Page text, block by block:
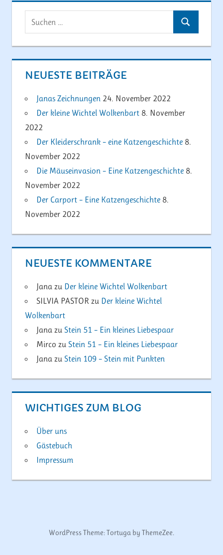
Suchen
nach:
Suchen
NEUESTE BEITRÄGE
Janas Zeichnungen 24. November 2022
Der kleine Wichtel Wolkenbart 8. November
2022
Der Kleiderschrank – eine Katzengeschichte 8.
November 2022
Die Mäuseinvasion – Eine Katzengeschichte 8.
November 2022
Der Carport – Eine Katzengeschichte 8.
November 2022
NEUESTE KOMMENTARE
Jana zu Der kleine Wichtel Wolkenbart
SILVIA PASTOR zu Der kleine Wichtel
Wolkenbart
Jana zu Stein 51 – Ein kleines Liebespaar
Mirco zu Stein 51 – Ein kleines Liebespaar
Jana zu Stein 109 – Stein mit Punkten
WICHTIGES ZUM BLOG
Über uns
Gästebuch
Impressum
WordPress Theme: Tortuga by ThemeZee.